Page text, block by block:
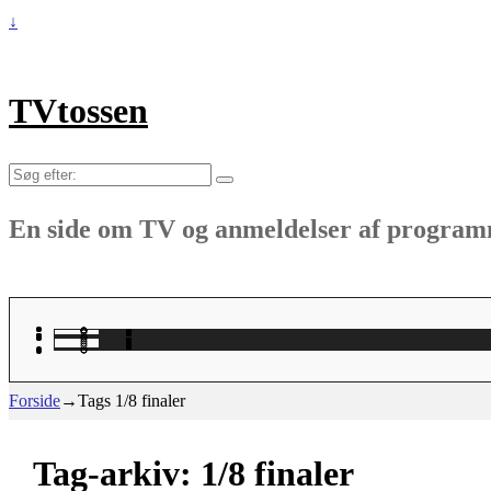
↓
TVtossen
Søg
En side om TV og anmeldelser af
Forside→Tags 1/8 finaler
Tag-arkiv: 1/8 finaler